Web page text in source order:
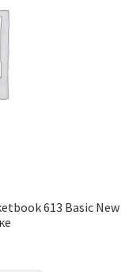
613 Basic New